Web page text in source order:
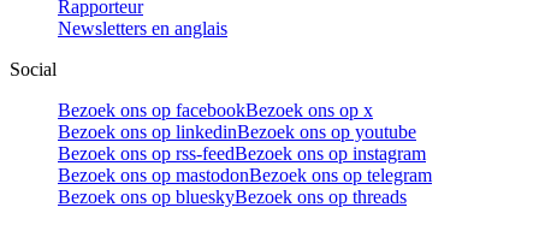
Rapporteur
Newsletters en anglais
Social
Bezoek ons op facebookBezoek ons op x
Bezoek ons op linkedinBezoek ons op youtube
Bezoek ons op rss-feedBezoek ons op instagram
Bezoek ons op mastodonBezoek ons op telegram
Bezoek ons op blueskyBezoek ons op threads